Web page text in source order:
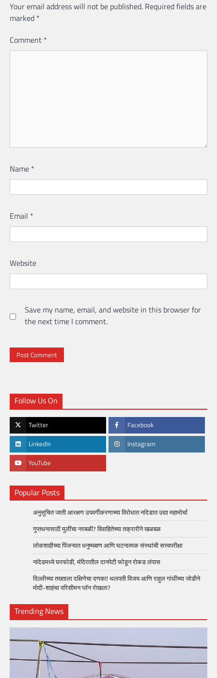
Your email address will not be published. Required fields are
marked *
Comment *
Name *
Email *
Website
Save my name, email, and website in this browser for
the next time I comment.
Follow Us On
Twitter Facebook
LinkedIn Instagram
YouTube
Popular Posts
अनुसूचित जाती आरक्षण उपवर्गीकरणाच्या विरोधात नांदेडात उद्या महामोर्चा
गुप्तधनासाठी मुलींचा नरबळी? विवाहितेच्या तक्रारीने खळबळ
लोकशाहीच्या पिंजऱ्यात धनुष्यबाण आणि घटनात्मक संस्थांची सत्त्वपरीक्षा
नांदेडमध्ये घरफोडी, मंदिरातील दानपेटी फोडून रोकड लंपास
दिल्लीच्या तख्ताला दक्षिणेचा दणका! थलपती विजय आणि राहुल गांधींच्या जोडीने
मोदी-शाहंचा परिसीमन प्लॅन रोखला?
Trending News